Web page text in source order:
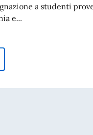
Affari Esteri e della
a studenti
e...
graduatoria Borsa